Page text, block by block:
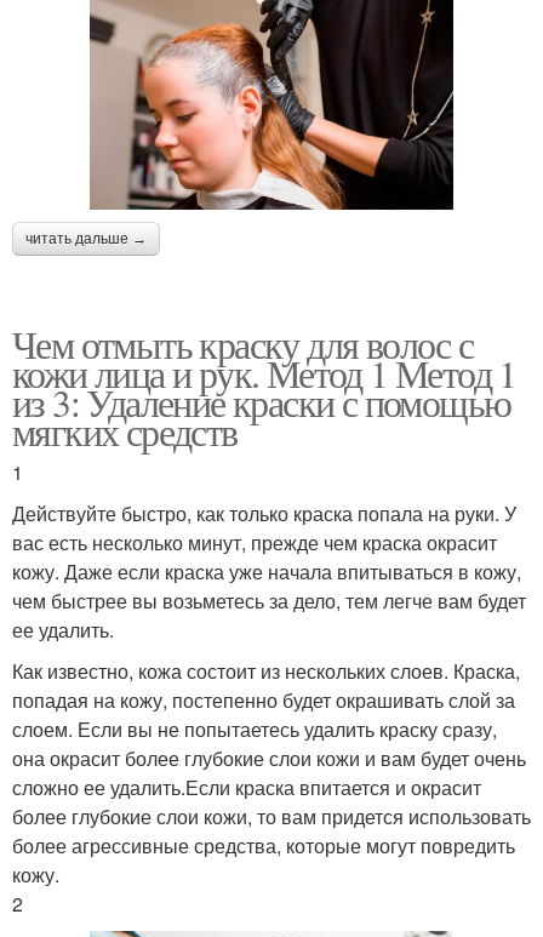
читать дальше →
Чем отмыть краску для волос с
кожи лица и рук. Метод 1 Метод 1
из 3: Удаление краски с помощью
мягких средств
1
Действуйте быстро, как только краска попала на руки. У
вас есть несколько минут, прежде чем краска окрасит
кожу. Даже если краска уже начала впитываться в кожу,
чем быстрее вы возьметесь за дело, тем легче вам будет
ее удалить.
Как известно, кожа состоит из нескольких слоев. Краска,
попадая на кожу, постепенно будет окрашивать слой за
слоем. Если вы не попытаетесь удалить краску сразу,
она окрасит более глубокие слои кожи и вам будет очень
сложно ее удалить.Если краска впитается и окрасит
более глубокие слои кожи, то вам придется использовать
более агрессивные средства, которые могут повредить
кожу.
2